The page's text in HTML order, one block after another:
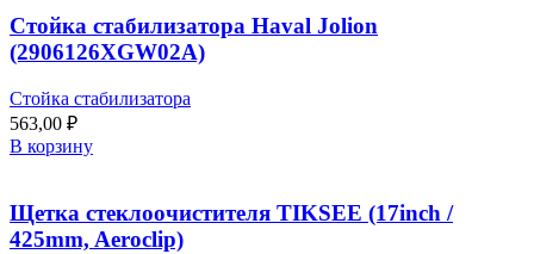
Стойка стабилизатора Haval Jolion
(2906126XGW02A)
Стойка стабилизатора
563,00 ₽
В корзину
Щетка стеклоочистителя TIKSEE (17inch /
425mm, Aeroclip)